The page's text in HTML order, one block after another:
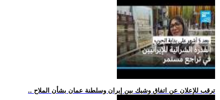
.. ترقب للإعلان عن اتفاق وشيك بين إيران وسلطنة عمان بشأن الملاح